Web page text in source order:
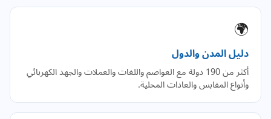
🌍
دليل المدن والدول
أكثر من 190 دولة مع العواصم واللغات والعملات والجهد الكهربائي
وأنواع المقابس والعادات المحلية.